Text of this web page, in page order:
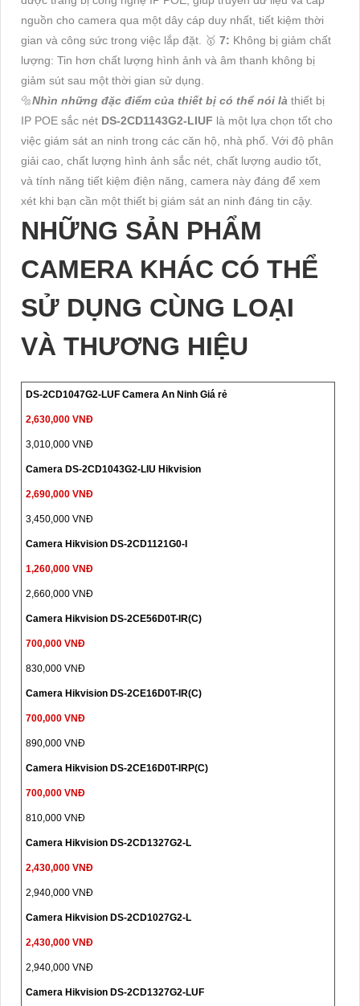
nguồn cho camera qua một dây cáp duy nhất, tiết kiệm thời
gian và công sức trong việc lắp đặt. 🥇️ 7: Không bị giảm chất
lượng: Tin hơn chất lượng hình ảnh và âm thanh không bị
giảm sút sau một thời gian sử dụng.
🔩Nhìn những đặc điểm của thiết bị có thể nói là thiết bị
IP POE sắc nét DS-2CD1143G2-LIUF là một lựa chọn tốt cho
việc giám sát an ninh trong các căn hộ, nhà phố. Với độ phân
giải cao, chất lượng hình ảnh sắc nét, chất lượng audio tốt,
và tính năng tiết kiệm điện năng, camera này đáng để xem
xét khi bạn cần một thiết bị giám sát an ninh đáng tin cậy.
NHỮNG SẢN PHẨM
CAMERA KHÁC CÓ THỂ
SỬ DỤNG CÙNG LOẠI
VÀ THƯƠNG HIỆU
DS-2CD1047G2-LUF Camera An Ninh Giá rẻ
2,630,000 VNĐ
3,010,000 VNĐ
Camera DS-2CD1043G2-LIU Hikvision
2,690,000 VNĐ
3,450,000 VNĐ
Camera Hikvision DS-2CD1121G0-I
1,260,000 VNĐ
2,660,000 VNĐ
Camera Hikvision DS-2CE56D0T-IR(C)
700,000 VNĐ
830,000 VNĐ
Camera Hikvision DS-2CE16D0T-IR(C)
700,000 VNĐ
890,000 VNĐ
Camera Hikvision DS-2CE16D0T-IRP(C)
700,000 VNĐ
810,000 VNĐ
Camera Hikvision DS-2CD1327G2-L
2,430,000 VNĐ
2,940,000 VNĐ
Camera Hikvision DS-2CD1027G2-L
2,430,000 VNĐ
2,940,000 VNĐ
Camera Hikvision DS-2CD1327G2-LUF